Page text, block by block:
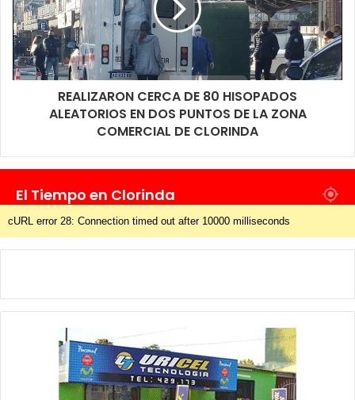
REALIZARON CERCA DE 80 HISOPADOS
ALEATORIOS EN DOS PUNTOS DE LA ZONA
COMERCIAL DE CLORINDA
El Tiempo en Clorinda
cURL error 28: Connection timed out after 10000 milliseconds